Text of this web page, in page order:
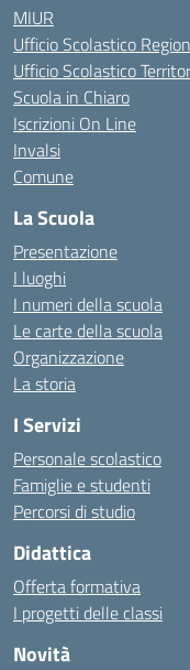
MIUR
Ufficio Scolastico
Ufficio Scolastico
Scuola in Chiaro
Iscrizioni On Line
Invalsi
Comune
La Scuola
Presentazione
I luoghi
I numeri della scuola
Le carte della scuola
Organizzazione
La storia
I Servizi
Personale scolastico
Famiglie e studenti
Percorsi di studio
Didattica
Offerta formativa
I progetti delle classi
Novità